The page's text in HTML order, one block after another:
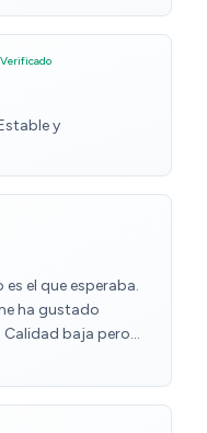
madera y blanco
a
muy buena
zapatos y botas en
y
el que esperaba.
ha gustado
baja pero
más.